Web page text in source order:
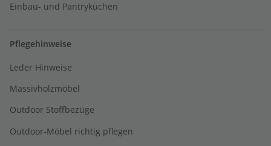
Einbau- und Pantryküchen
Pflegehinweise
Leder Hinweise
Massivholzmöbel
Outdoor Stoffbezüge
Outdoor-Möbel richtig pflegen